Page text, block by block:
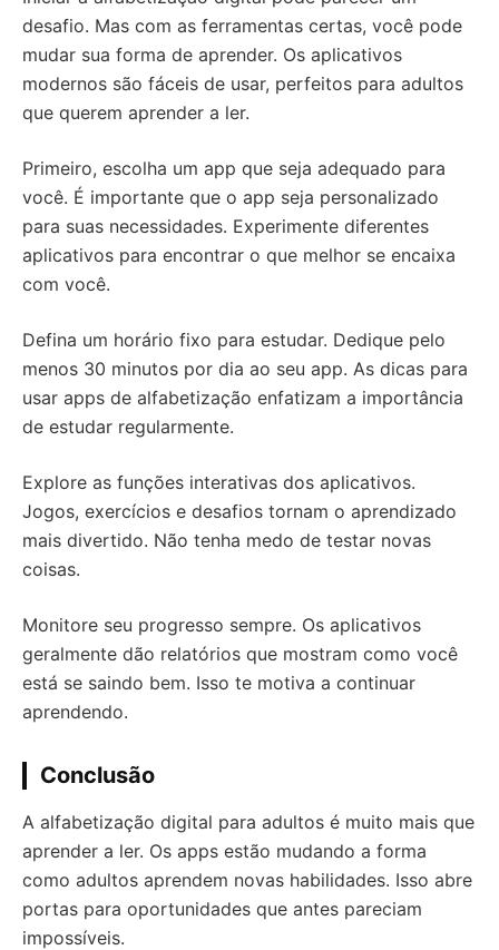
desafio. Mas com as ferramentas certas, você pode
mudar sua forma de aprender. Os aplicativos
modernos são fáceis de usar, perfeitos para adultos
que querem aprender a ler.
Primeiro, escolha um app que seja adequado para
você. É importante que o app seja personalizado
para suas necessidades. Experimente diferentes
aplicativos para encontrar o que melhor se encaixa
com você.
Defina um horário fixo para estudar. Dedique pelo
menos 30 minutos por dia ao seu app. As dicas para
usar apps de alfabetização enfatizam a importância
de estudar regularmente.
Explore as funções interativas dos aplicativos.
Jogos, exercícios e desafios tornam o aprendizado
mais divertido. Não tenha medo de testar novas
coisas.
Monitore seu progresso sempre. Os aplicativos
geralmente dão relatórios que mostram como você
está se saindo bem. Isso te motiva a continuar
aprendendo.
Conclusão
A alfabetização digital para adultos é muito mais que
aprender a ler. Os apps estão mudando a forma
como adultos aprendem novas habilidades. Isso abre
portas para oportunidades que antes pareciam
impossíveis.